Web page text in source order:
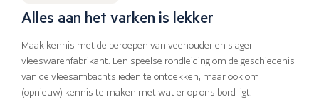
Alles aan het varken is lekker
Maak kennis met de beroepen van veehouder en slager-
vleeswarenfabrikant. Een speelse rondleiding om de geschiedenis
van de vleesambachtslieden te ontdekken, maar ook om
(opnieuw) kennis te maken met wat er op ons bord ligt.